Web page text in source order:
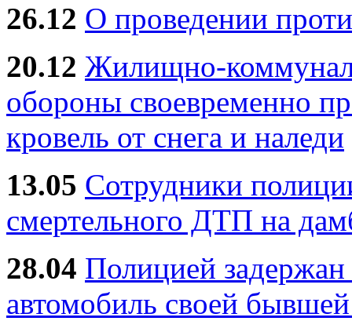
26.12 О проведении
20.12 Жилищно-
обороны своевременно
кровель от снега и наледи
13.05 Сотрудники
смертельного ДТП на
28.04 Полицией
автомобиль своей